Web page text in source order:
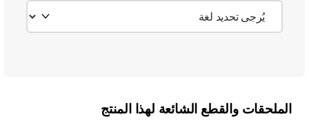
الملحقات والقطع الشائعة لهذا المنتج